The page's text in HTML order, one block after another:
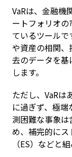
VaRは、金融機
ートフォリオ
ているツールで
や資産の相関
去のデータを
します。
ただし、VaRは
に過ぎず、極
測困難な事象は
め、補完的に
（ES）などと